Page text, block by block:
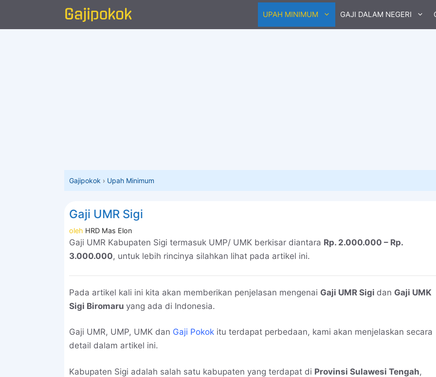
UPAH MINIMUM GAJI DALAM NEGERI
Gajipokok › Upah Minimum
Gaji UMR Sigi
oleh HRD Mas Elon
Gaji UMR Kabupaten Sigi termasuk UMP/ UMK berkisar diantara Rp. 2.000.000 – Rp.
3.000.000, untuk lebih rincinya silahkan lihat pada artikel ini.
Pada artikel kali ini kita akan memberikan penjelasan mengenai Gaji UMR Sigi dan Gaji UMK
Sigi Biromaru yang ada di Indonesia.
Gaji UMR, UMP, UMK dan Gaji Pokok itu terdapat perbedaan, kami akan menjelaskan secara
detail dalam artikel ini.
Kabupaten Sigi adalah salah satu kabupaten yang terdapat di Provinsi Sulawesi Tengah,